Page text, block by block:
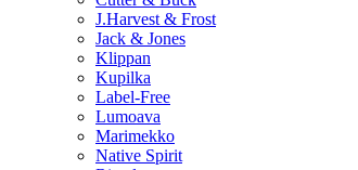
J.Harvest & Frost
Jack & Jones
Klippan
Kupilka
Label-Free
Lumoava
Marimekko
Native Spirit